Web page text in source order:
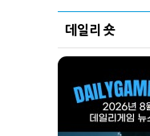
데일리 숏